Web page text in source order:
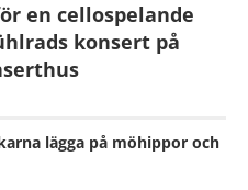
en cellospelande
konsert på
lägga på möhippor och